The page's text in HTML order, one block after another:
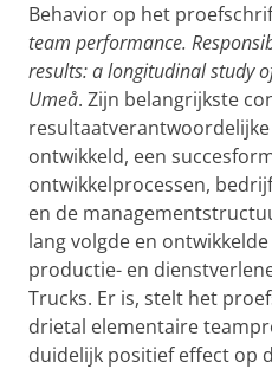
Behavior op het
team performance.
results: a longitudinal study
Umeå. Zijn belangrijkste
ontwikkeld, een
ontwikkelprocessen,
en de
lang volgde en
productie- en
Trucks. Er is, stelt het
drietal elementaire
duidelijk positief effect op